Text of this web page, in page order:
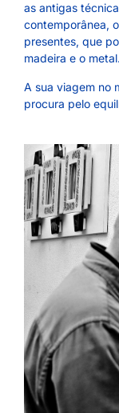
as antigas
contemporânea,
presentes, que
madeira e o metal.
A sua viagem no
procura pelo